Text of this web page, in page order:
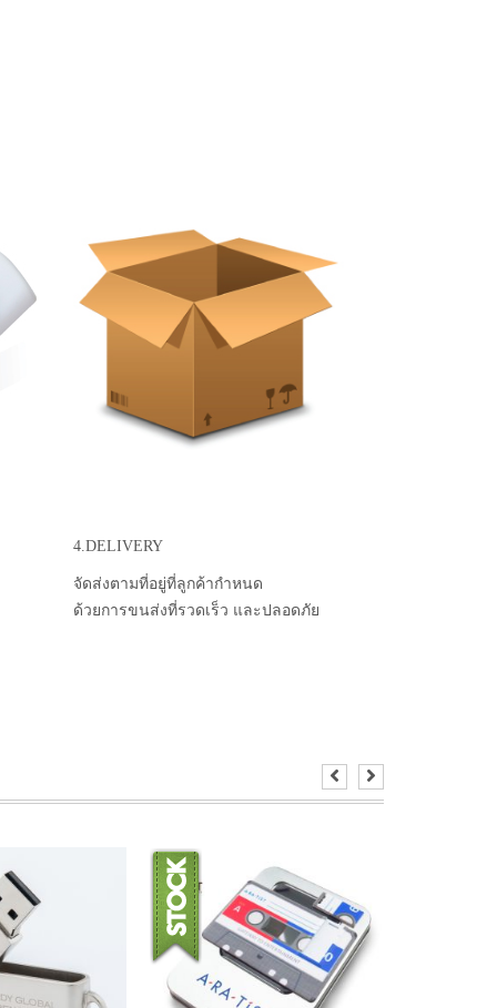
4.DELIVERY
จัดส่งตามที่อยู่ที่ลูกค้ากำหนด
ด้วยการขนส่งที่รวดเร็ว และปลอดภัย